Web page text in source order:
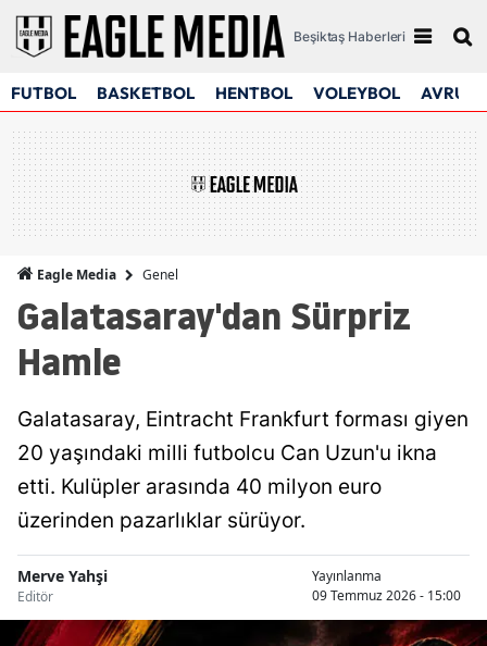
Beşiktaş Haberleri
FUTBOL BASKETBOL HENTBOL VOLEYBOL
Eagle Media Genel
Galatasaray'dan Sürpriz
Hamle
Galatasaray, Eintracht Frankfurt forması giyen
20 yaşındaki milli futbolcu Can Uzun'u ikna
etti. Kulüpler arasında 40 milyon euro
üzerinden pazarlıklar sürüyor.
Merve Yahşi
Editör
Yayınlanma
09 Temmuz 2026 - 15:00